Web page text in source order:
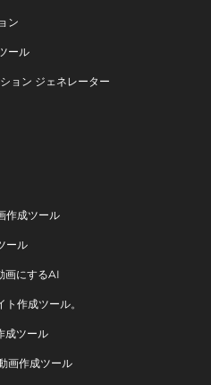
ン
ール
ョン ジェネレーター
作成ツール
ール
画にするAI
作成ツール。
成ツール
画作成ツール